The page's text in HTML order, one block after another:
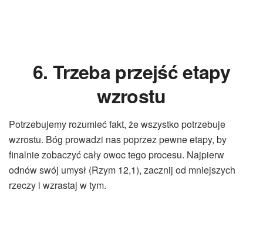
6. Trzeba przejść etapy
wzrostu
Potrzebujemy rozumieć fakt, że wszystko potrzebuje
wzrostu. Bóg prowadzi nas poprzez pewne etapy, by
finalnie zobaczyć cały owoc tego procesu. Najpierw
odnów swój umysł (Rzym 12,1), zacznij od mniejszych
rzeczy i wzrastaj w tym.